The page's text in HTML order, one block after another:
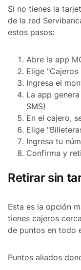
Si no tienes la
de la red
estos pasos:
Abre la app
Elige "Cajeros
Ingresa el
La app
SMS)
En el cajero,
Elige
Ingresa tu
Confirma y
Retirar sin
Esta es la opción
tienes cajeros
de puntos en todo
Puntos aliados